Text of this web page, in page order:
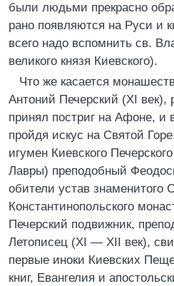
были людьми прекрасно
рано появляются на Руси и
всего надо вспомнить св.
великого князя Киевского).
Что же касается
Антоний Печерский (XI
принял постриг на Афоне, и
пройдя искус на Святой
игумен Киевского
Лавры) преподобный
обители устав знаменитого
Константинопольского
Печерский подвижник,
Летописец (XI — XII век),
первые иноки Киевских
книг, Евангелия и